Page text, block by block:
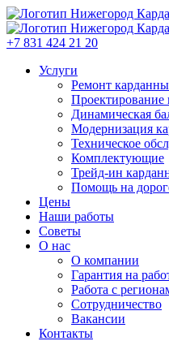
+7 831 424 21 20
Услуги
Ремонт
Проектирование
Динамическая
Модернизация
Техническое
Комплектующие
Трейд-ин
Помощь на
Цены
Наши работы
Советы
О нас
О компании
Гарантия на
Работа с
Сотрудничество
Вакансии
Контакты